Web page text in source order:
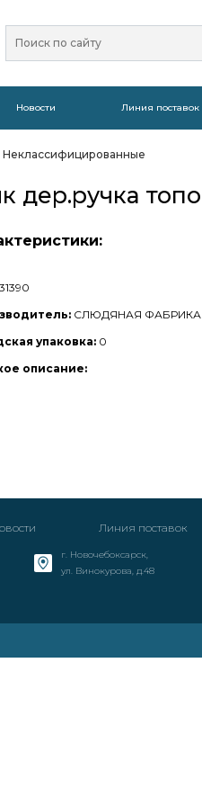
Новости Линия поставок
Неклассифицированные
СЛЮДЯНАЯ ФАБРИКА
упаковка: 0
описание:
Линия поставок
г. Новочебоксарск,
ул. Винокурова, д.48